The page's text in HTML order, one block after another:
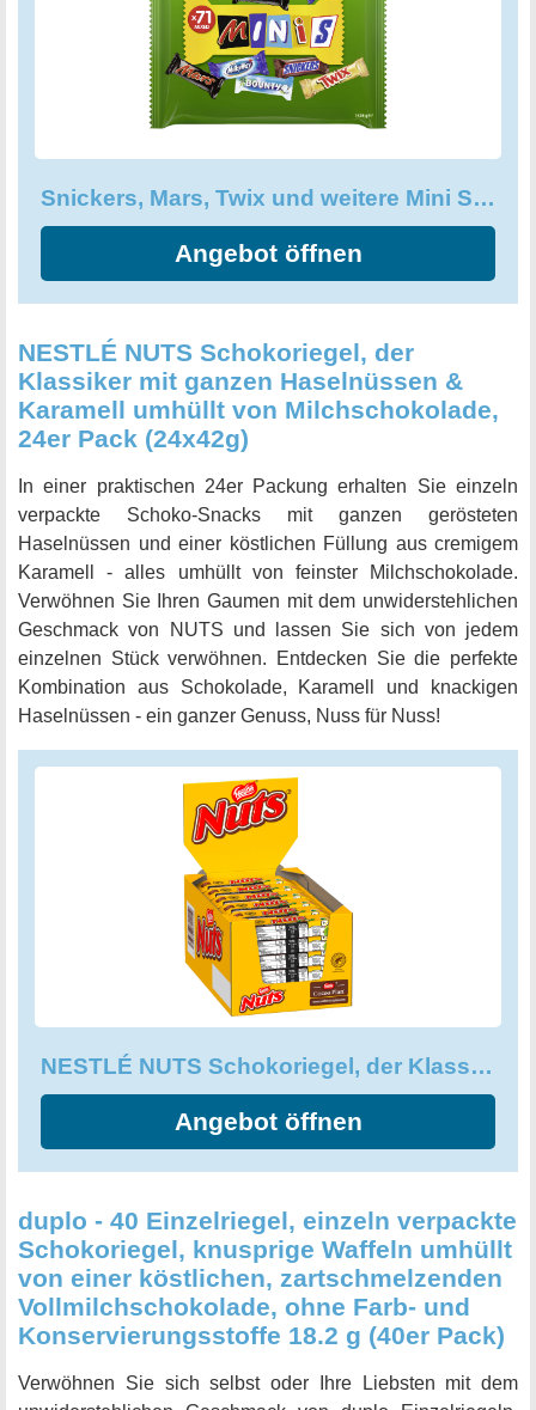
Snickers, Mars, Twix und weitere Mini Schokoriegel, Großpackung
Angebot öffnen
NESTLÉ NUTS Schokoriegel, der
Klassiker mit ganzen Haselnüssen &
Karamell umhüllt von Milchschokolade,
24er Pack (24x42g)
In einer praktischen 24er Packung erhalten Sie einzeln
verpackte Schoko-Snacks mit ganzen gerösteten
Haselnüssen und einer köstlichen Füllung aus cremigem
Karamell - alles umhüllt von feinster Milchschokolade.
Verwöhnen Sie Ihren Gaumen mit dem unwiderstehlichen
Geschmack von NUTS und lassen Sie sich von jedem
einzelnen Stück verwöhnen. Entdecken Sie die perfekte
Kombination aus Schokolade, Karamell und knackigen
Haselnüssen - ein ganzer Genuss, Nuss für Nuss!
NESTLÉ NUTS Schokoriegel, der Klassiker mit ganzen Haselnüssen
Angebot öffnen
duplo - 40 Einzelriegel, einzeln verpackte
Schokoriegel, knusprige Waffeln umhüllt
von einer köstlichen, zartschmelzenden
Vollmilchschokolade, ohne Farb- und
Konservierungsstoffe 18.2 g (40er Pack)
Verwöhnen Sie sich selbst oder Ihre Liebsten mit dem